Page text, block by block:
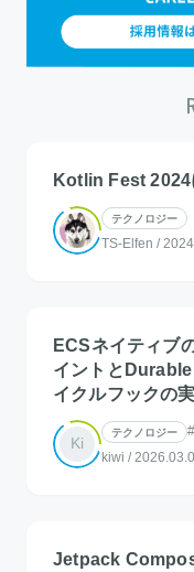
Kotlin Fest 2024
テクノロジー
TS-Elfen /
ECSネイティブ
イントと
イクルフックの
Ki
テクノロジー
kiwi /
Jetpack